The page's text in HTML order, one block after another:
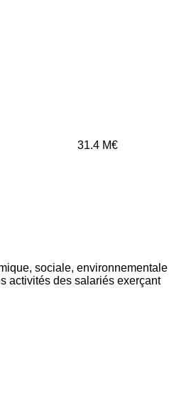
31.4 M€
sociale, environnementale
activités des salariés exerçant